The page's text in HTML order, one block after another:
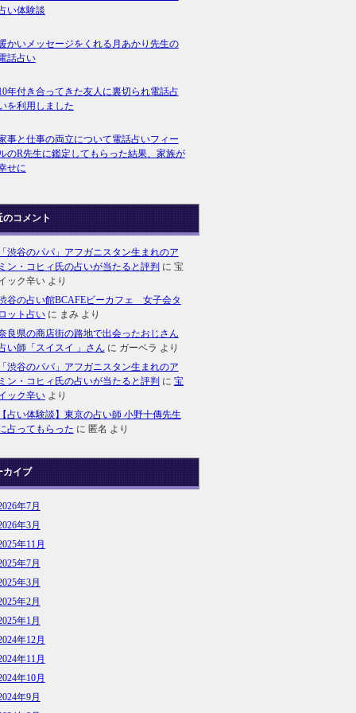
い体験談
かいメッセージをくれる月あかり先生の
話占い
年付き合ってきた友人に裏切られ電話占
を利用しました
事と仕事の両立について電話占いフィー
のR先生に鑑定してもらった結果、家族が
せに
のコメント
渋谷のパパ」アフガニスタン生まれのア
ン・コヒィ氏の占いが当たると評判 に 宝
ック辛いより
谷の占い館BCAFEビーカフェ 女子会タ
ット占いに まみより
良県の商店街の路地で出会ったおじさん
い師「スイスイ 」さん に ガーベラ より
渋谷のパパ」アフガニスタン生まれのア
ン・コヒィ氏の占いが当たると評判 に 宝
ック辛いより
占い体験談】東京の占い師 小野十傳先生
占ってもらった に 匿名 より
カイブ
年7月
年3月
年11月
年7月
年3月
年2月
年1月
年12月
年11月
年10月
年9月